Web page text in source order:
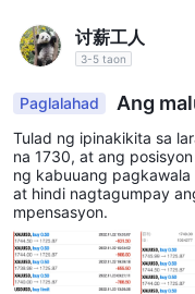
device at operating
(Windows at Mac),
trader ay maaaring ma-
account at bantayan
mula saanman, na
saan.
Copy Trading
Rallyville Markets ay
ng nag-ulat sa platform
kong pumayag na
may limitasyon ang
ipat ako ng 200,000
s magbayad ng
thdraw kaagad ng pera,
bisyo sa customer ng
at ako ng customer
agsasabing dapat akong
a akin ng kanilang
account cover, binding
ing account password.
tumanggi ako at
讨薪工人
3-5 taon
Paglalahad
Ang
a plataporma ay
karagdagang
Tulad ng ipinakikita sa
na 1730, at ang
ng kabuuang
at hindi nagtagumpay
mpensasyon.